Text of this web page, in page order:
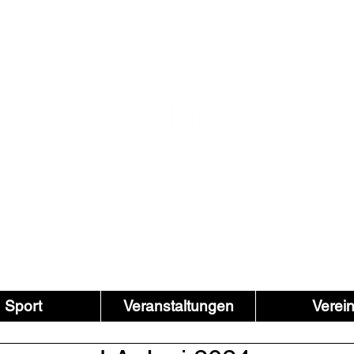
Sport Veranstaltungen Verein